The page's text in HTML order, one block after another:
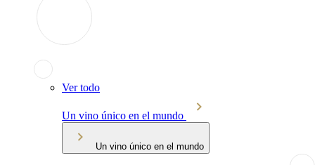
Ver todo
Un vino único en el mundo
Un vino único en el mundo